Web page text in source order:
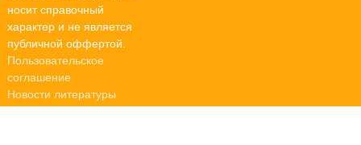
носит справочный
характер и не является
публичной оффертой.
Пользовательское
соглашение
Новости литературы